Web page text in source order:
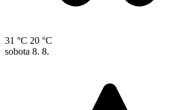
31 °C 20 °C
sobota 8. 8.